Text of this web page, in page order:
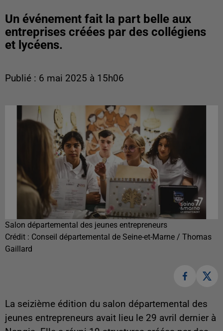
Un événement fait la part belle aux
entreprises créées par des collégiens
et lycéens.
Publié : 6 mai 2025 à 15h06
Salon départemental des jeunes entrepreneurs
Crédit : Conseil départemental de Seine-et-Marne / Thomas
Gaillard
La seizième édition du salon départemental des
jeunes entrepreneurs avait lieu le 29 avril dernier à